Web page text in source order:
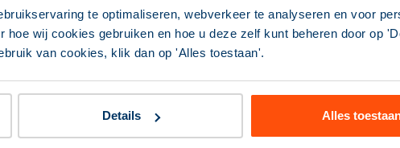
te optimaliseren, webverkeer te analyseren en voor
hoe wij cookies gebruiken en hoe u deze zelf kunt beheren door op
van cookies, klik dan op 'Alles toestaan'.
Details Alles
Producten
De Omgekeerde Toets ®